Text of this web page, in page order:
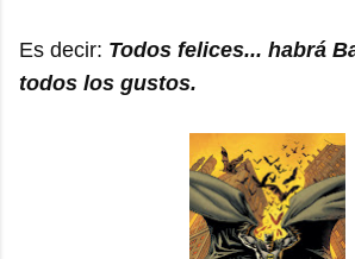
Es decir: Todos felices... habrá
todos los gustos.